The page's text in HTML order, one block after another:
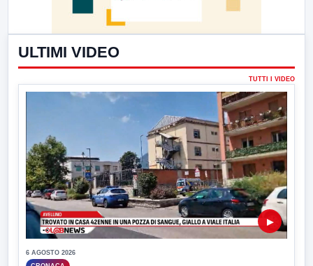
ULTIMI VIDEO
TUTTI I VIDEO
▶
6 AGOSTO 2026